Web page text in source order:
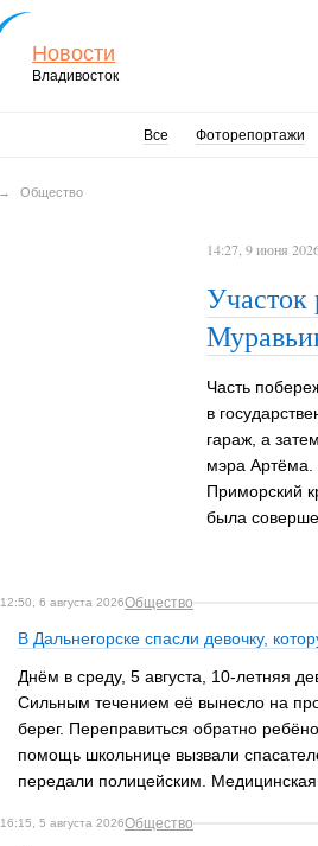
Новости
Владивосток
Все Фоторепортажи
Общество
14:27, 9 июня
Участок
Часть
в
гараж, а
мэра Артёма.
Приморский
была
12:50, 6 августа 2026Общество
В Дальнегорске спасли девочку,
Днём в среду, 5 августа, 10-летняя
Сильным течением её вынесло на
берег. Переправиться обратно
помощь школьнице вызвали
передали полицейским.
16:15, 5 августа 2026Общество